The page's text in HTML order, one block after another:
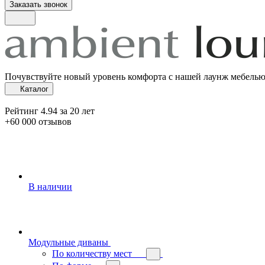
Заказать звонок
Почувствуйте новый уровень комфорта с нашей лаунж мебелью
Каталог
Рейтинг 4.94 за 20 лет
+60 000 отзывов
В наличии
Модульные диваны
По количеству мест